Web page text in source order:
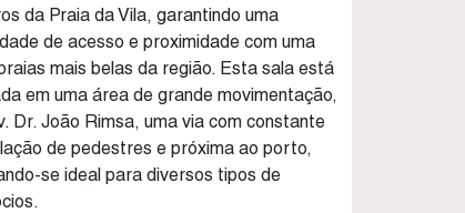
da Praia da Vila, garantindo uma
de acesso e proximidade com uma
mais belas da região. Esta sala está
em uma área de grande movimentação,
Dr. João Rimsa, uma via com constante
de pedestres e próxima ao porto,
se ideal para diversos tipos de